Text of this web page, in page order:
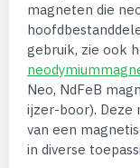
magneten die
gebruik, zie ook
Neo, NdFeB
ijzer-boor). Deze
van een
in diverse